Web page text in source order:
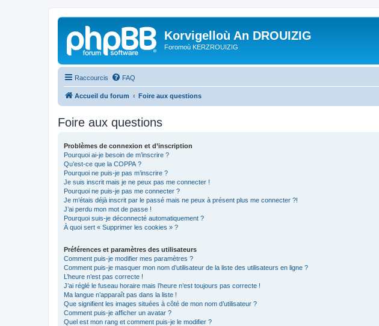
Korvigelloù An DROUIZIG
Foromoù KERZROUIZIG
Raccourcis FAQ
Accueil du forum Foire aux questions
Foire aux questions
Problèmes de connexion et d’inscription
Pourquoi ai-je besoin de m’inscrire ?
Qu’est-ce que la COPPA ?
Pourquoi ne puis-je pas m’inscrire ?
Je suis inscrit mais je ne peux pas me connecter !
Pourquoi ne puis-je pas me connecter ?
Je m’étais déjà inscrit par le passé mais ne peux à présent plus me connecter ?!
J’ai perdu mon mot de passe !
Pourquoi suis-je déconnecté automatiquement ?
À quoi sert « Supprimer les cookies » ?
Préférences et paramètres des utilisateurs
Comment puis-je modifier mes paramètres ?
Comment puis-je masquer mon nom d’utilisateur de la liste des utilisateurs en ligne ?
L’heure n’est pas correcte !
J’ai réglé le fuseau horaire mais l’heure n’est toujours pas correcte !
Ma langue n’apparaît pas dans la liste !
Que signifient les images situées à côté de mon nom d’utilisateur ?
Comment puis-je afficher un avatar ?
Quel est mon rang et comment puis-je le modifier ?